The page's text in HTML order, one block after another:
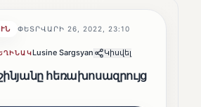
ՓԵՏՐՎԱՐԻ 26, 2022, 23:10
Lusine Sargsyan Կիսվել
հեռախոսազրույց